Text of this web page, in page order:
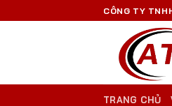
to
CÔNG TY
TRANG CHỦ